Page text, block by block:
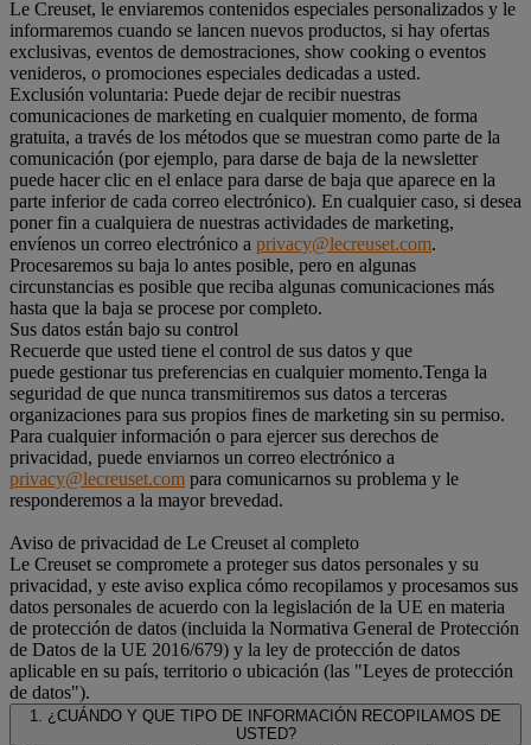
Le Creuset, le enviaremos contenidos especiales personalizados y le
informaremos cuando se lancen nuevos productos, si hay ofertas
exclusivas, eventos de demostraciones, show cooking o eventos
venideros, o promociones especiales dedicadas a usted.
Exclusión voluntaria: Puede dejar de recibir nuestras
comunicaciones de marketing en cualquier momento, de forma
gratuita, a través de los métodos que se muestran como parte de la
comunicación (por ejemplo, para darse de baja de la newsletter
puede hacer clic en el enlace para darse de baja que aparece en la
parte inferior de cada correo electrónico). En cualquier caso, si desea
poner fin a cualquiera de nuestras actividades de marketing,
envíenos un correo electrónico a privacy@lecreuset.com.
Procesaremos su baja lo antes posible, pero en algunas
circunstancias es posible que reciba algunas comunicaciones más
hasta que la baja se procese por completo.
Sus datos están bajo su control
Recuerde que usted tiene el control de sus datos y que
puede gestionar tus preferencias en cualquier momento.Tenga la
seguridad de que nunca transmitiremos sus datos a terceras
organizaciones para sus propios fines de marketing sin su permiso.
Para cualquier información o para ejercer sus derechos de
privacidad, puede enviarnos un correo electrónico a
privacy@lecreuset.com para comunicarnos su problema y le
responderemos a la mayor brevedad.
Aviso de privacidad de Le Creuset al completo
Le Creuset se compromete a proteger sus datos personales y su
privacidad, y este aviso explica cómo recopilamos y procesamos sus
datos personales de acuerdo con la legislación de la UE en materia
de protección de datos (incluida la Normativa General de Protección
de Datos de la UE 2016/679) y la ley de protección de datos
aplicable en su país, territorio o ubicación (las "Leyes de protección
de datos").
1. ¿CUÁNDO Y QUE TIPO DE INFORMACIÓN RECOPILAMOS DE
USTED?